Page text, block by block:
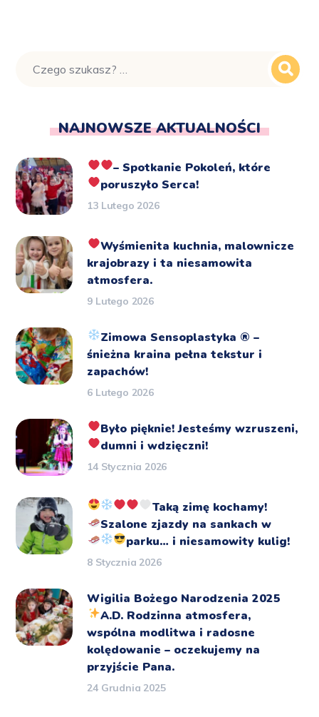
NAJNOWSZE AKTUALNOŚCI
– Spotkanie Pokoleń, które
poruszyło Serca!
13 Lutego 2026
Wyśmienita kuchnia, malownicze
krajobrazy i ta niesamowita
atmosfera.
9 Lutego 2026
Zimowa Sensoplastyka ®️ –
śnieżna kraina pełna tekstur i
zapachów!
6 Lutego 2026
Było pięknie!Jesteśmy wzruszeni,
dumni i wdzięczni!
14 Stycznia 2026
Taką zimę kochamy!
Szalone zjazdy na sankach w
parku… i niesamowity kulig!
8 Stycznia 2026
Wigilia Bożego Narodzenia 2025
A.D. Rodzinna atmosfera,
wspólna modlitwa i radosne
kolędowanie – oczekujemy na
przyjście Pana.
24 Grudnia 2025